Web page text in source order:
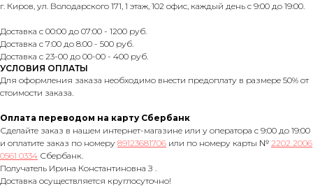
г. Киров, ул. Володарского 171, 1 этаж, 102 офис, каждый день с 9:00 до 19:00.
Доставка с 00:00 до 07:00 - 1200 руб.
Доставка с 7:00 до 8:00 - 500 руб.
Доставка с 23-00 до 00-00 - 400 руб.
УСЛОВИЯ ОПЛАТЫ
Для оформления заказа необходимо внести предоплату в размере 50% от
стоимости заказа.
Оплата переводом на карту Сбербанк
Сделайте заказ в нашем интернет-магазине или у оператора с 9:00 до 19:00
и оплатите заказ по номеру 89123681706 или по номеру карты № 2202 2006
0561 0334 Сбербанк.
Получатель Ирина Константиновна З .
Доставка осуществляется круглосуточно!